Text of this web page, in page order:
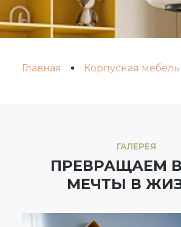
Главная Корпусная мебель
ГАЛЕРЕЯ
ПРЕВРАЩАЕМ
МЕЧТЫ В